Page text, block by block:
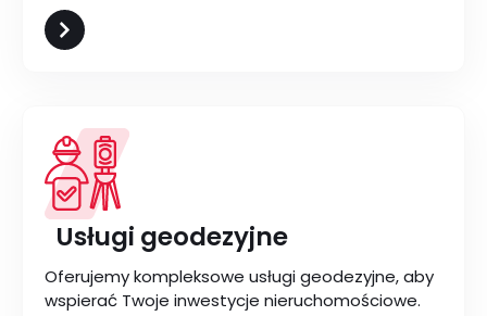
Usługi geodezyjne
Oferujemy kompleksowe usługi geodezyjne, aby
wspierać Twoje inwestycje nieruchomościowe.